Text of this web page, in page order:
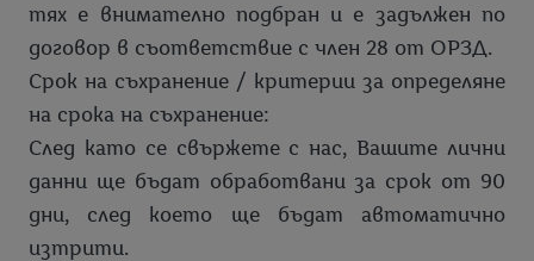
тях е внимателно подбран и е задължен по
договор в съответствие с член 28 от ОРЗД.
Срок на съхранение / критерии за определяне
на срока на съхранение:
След като се свържете с нас, Вашите лични
данни ще бъдат обработвани за срок от 90
дни, след което ще бъдат автоматично
изтрити.